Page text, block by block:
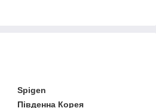
Spigen
Південна Корея